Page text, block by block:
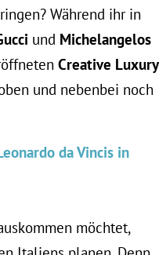
Während ihr in
und Michelangelos
Creative Luxury
und nebenbei noch
da Vincis in
möchtet,